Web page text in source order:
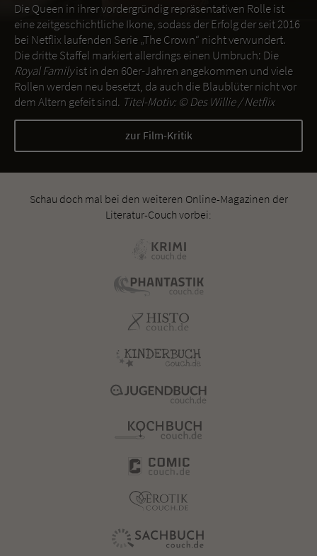
Die Queen in ihrer vordergründig repräsentativen Rolle ist
eine zeitgeschichtliche Ikone, sodass der Erfolg der seit 2016
bei Netflix laufenden Serie „The Crown“ nicht verwundert.
Die dritte Staffel markiert allerdings einen Umbruch: Die
Royal Familyist in den 60er-Jahren angekommen und viele
Rollen werden neu besetzt, da auch die Blaublüter nicht vor
dem Altern gefeit sind. Titel-Motiv: ©Des Willie / Netflix
zur Film-Kritik
Schau doch mal bei den weiteren Online-Magazinen der
Literatur-Couch vorbei: